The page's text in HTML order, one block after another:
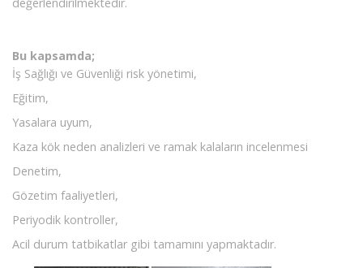
Bu kapsamda;
İş Sağlığı ve Güvenliği risk yönetimi,
Eğitim,
Yasalara uyum,
Kaza kök neden analizleri ve ramak kalaların incelenmesi
Denetim,
Gözetim faaliyetleri,
Periyodik kontroller,
Acil durum tatbikatlar gibi tamamını yapmaktadır.